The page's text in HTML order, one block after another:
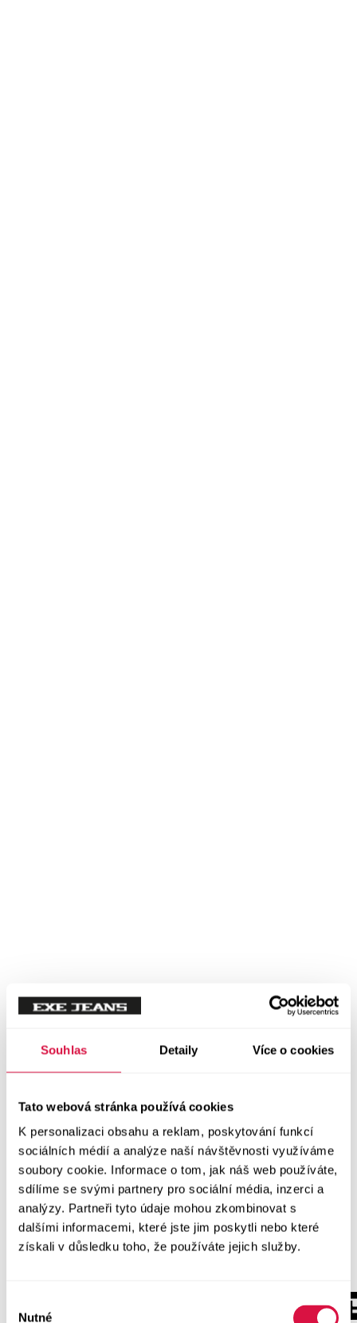
Souhlas Detaily Více o cookies
Tato webová stránka používá cookies
K personalizaci obsahu a reklam, poskytování funkcí
sociálních médií a analýze naší návštěvnosti využíváme
soubory cookie. Informace o tom, jak náš web používáte,
sdílíme se svými partnery pro sociální média, inzerci a
analýzy. Partneři tyto údaje mohou zkombinovat s
dalšími informacemi, které jste jim poskytli nebo které
získali v důsledku toho, že používáte jejich služby.
Nutné